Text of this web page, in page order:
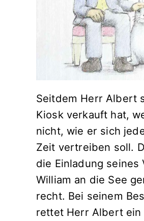
Seitdem Herr Albert
Kiosk verkauft hat,
nicht, wie er sich
Zeit vertreiben soll.
die Einladung seines
William an die See
recht. Bei seinem
rettet Herr Albert ein